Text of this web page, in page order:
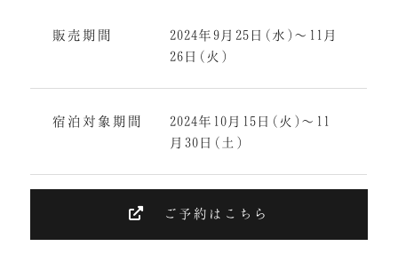
販売期間
2024年9月25日(水)〜11月
26日(火)
宿泊対象期間
2024年10月15日(火)〜11
月30日(土)
ご予約はこちら